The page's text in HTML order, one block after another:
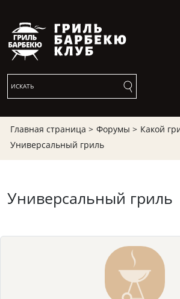
Главная страница > Форумы > Какой
Универсальный гриль
Универсальный гриль